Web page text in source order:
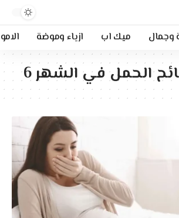
وجمال ميك اب ازياء وموضة
الحمل في الشهر 6